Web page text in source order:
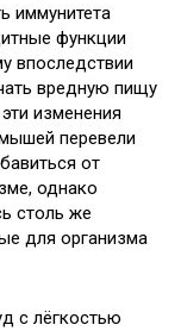
иммунитета
функции
впоследствии
вредную пищу
изменения
перевели
от
однако
столь же
для организма
с лёгкостью